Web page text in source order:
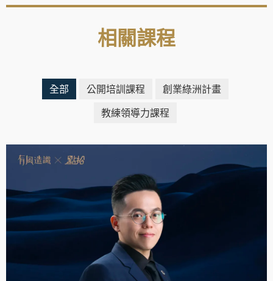
相關課程
全部 公開培訓課程
創業綠洲計畫
教練領導力課程